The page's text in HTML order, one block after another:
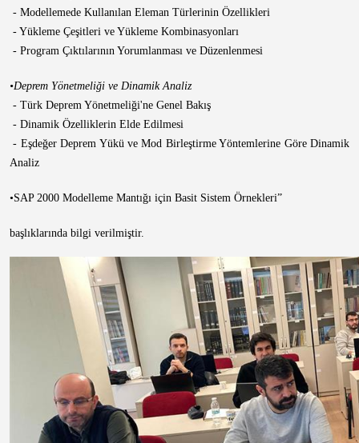
- Modellemede Kullanılan Eleman Türlerinin Özellikleri
- Yükleme Çeşitleri ve Yükleme Kombinasyonları
- Program Çıktılarının Yorumlanması ve Düzenlenmesi
•Deprem Yönetmeliği ve Dinamik Analiz
- Türk Deprem Yönetmeliği'ne Genel Bakış
- Dinamik Özelliklerin Elde Edilmesi
- Eşdeğer Deprem Yükü ve Mod Birleştirme Yöntemlerine Göre Dinamik
Analiz
•SAP 2000 Modelleme Mantığı için Basit Sistem Örnekleri”
başlıklarında bilgi verilmiştir.